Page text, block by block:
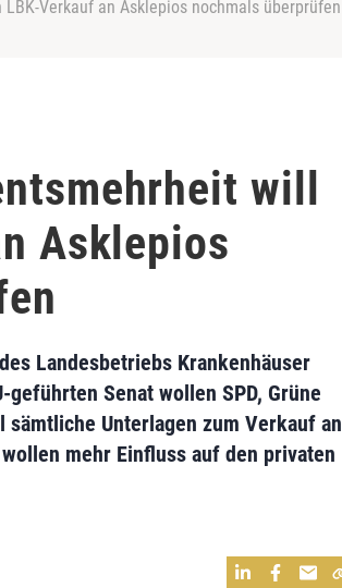
Verkauf an Asklepios nochmals überprüfen
will
Asklepios
Landesbetriebs Krankenhäuser
Senat wollen SPD, Grüne
Unterlagen zum Verkauf an
mehr Einfluss auf den privaten